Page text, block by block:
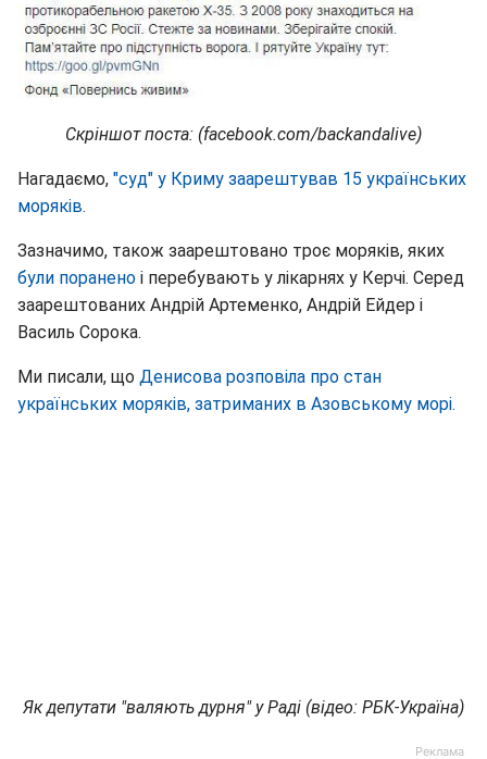
Скріншот поста: (facebook.com/backandalive)
Нагадаємо, "суд" у Криму заарештував 15 українських
моряків.
Зазначимо, також заарештовано троє моряків, яких
були поранено і перебувають у лікарнях у Керчі. Серед
заарештованих Андрій Артеменко, Андрій Ейдер і
Василь Сорока.
Ми писали, що Денисова розповіла про стан
українських моряків, затриманих в Азовському морі.
Як депутати "валяють дурня" у Раді (відео: РБК-Україна)